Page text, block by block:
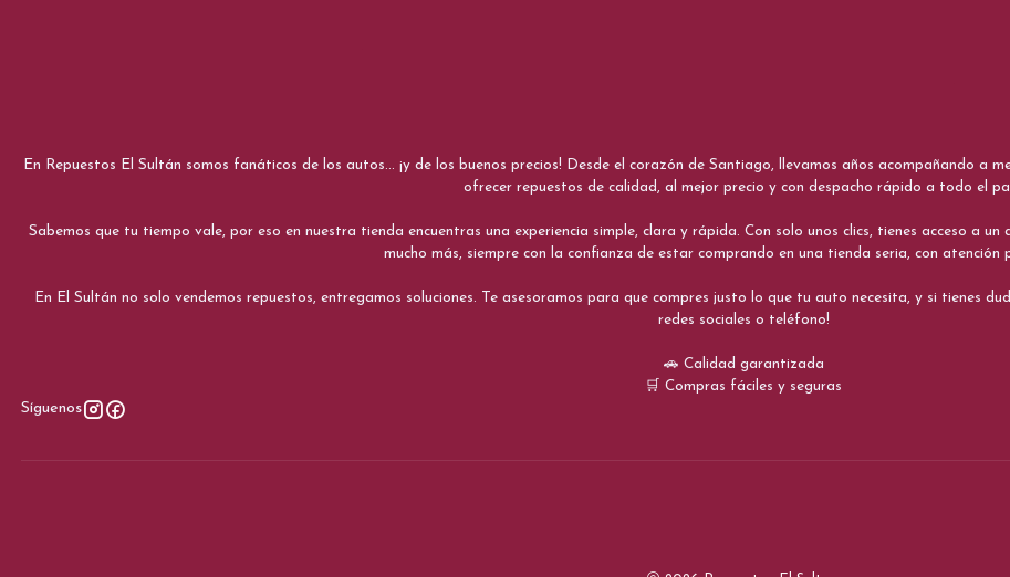
En Repuestos El Sultán somos fanáticos de los autos... ¡y de los buenos precios! Desde el corazón de Santiago, llevamos años acompañando a
ofrecer repuestos de calidad, al mejor precio y con despacho rápido a todo el
Sabemos que tu tiempo vale, por eso en nuestra tienda encuentras una experiencia simple, clara y rápida. Con solo unos clics, tienes acceso a
mucho más, siempre con la confianza de estar comprando en una tienda seria, con atención
En El Sultán no solo vendemos repuestos, entregamos soluciones. Te asesoramos para que compres justo lo que tu auto necesita, y si tienes
redes sociales o teléfono!
🚗 Calidad garantizada
🛒 Compras fáciles y seguras
Síguenos